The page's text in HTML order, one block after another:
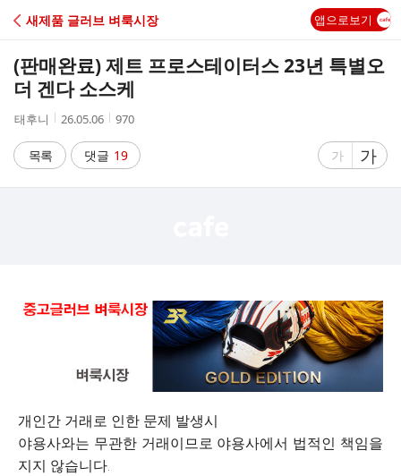
C
A
새제품 글러브 벼룩시장 앱으로보기
(판매완료) 제트 프로스테이터스 23년 특별오
더 겐다 소스케
작
자
태후니
작
시
간
26.05.06
조
수
970
목록 댓글 19
글
가
글
자
가
개인간 거래로 인한 문제 발생시
야용사와는 무관한 거래이므로 야용사에서 법적인 책임을
지지 않습니다.